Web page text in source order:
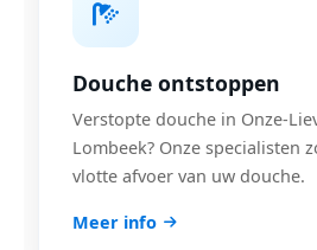
Douche ontstoppen
Verstopte douche in Onze-
Lombeek? Onze specialisten
vlotte afvoer van uw douche.
Meer info